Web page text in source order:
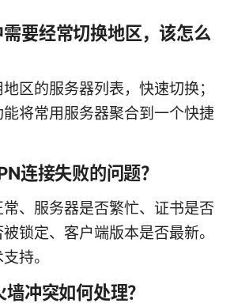
要经常切换地区，该怎么
区的服务器列表，快速切换；
将常用服务器聚合到一个快捷
连接失败的问题？
、服务器是否繁忙、证书是否
锁定、客户端版本是否最新。
持。
冲突如何处理？